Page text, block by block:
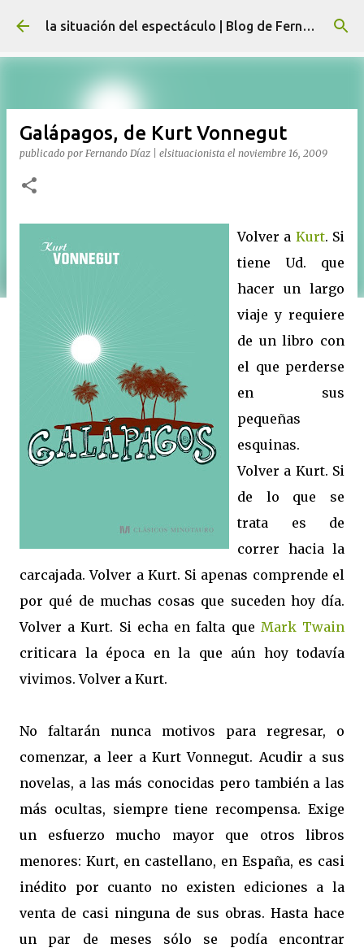
Ir al contenido principal la situación del espectáculo | Blog de Fernando Díaz
Galápagos, de Kurt Vonnegut
publicado por Fernando Díaz | elsituacionista el noviembre 16, 2009
Volver a Kurt. Si
tiene Ud. que
hacer un largo
viaje y requiere
de un libro con
el que perderse
en sus
pequeñas
esquinas.
Volver a Kurt. Si
de lo que se
trata es de
correr hacia la
carcajada. Volver a Kurt. Si apenas comprende el
por qué de muchas cosas que suceden hoy día.
Volver a Kurt. Si echa en falta que Mark Twain
criticara la época en la que aún hoy todavía
vivimos. Volver a Kurt.
No faltarán nunca motivos para regresar, o
comenzar, a leer a Kurt Vonnegut. Acudir a sus
novelas, a las más conocidas pero también a las
más ocultas, siempre tiene recompensa. Exige
un esfuerzo mucho mayor que otros libros
menores: Kurt, en castellano, en España, es casi
inédito por cuanto no existen ediciones a la
venta de casi ninguna de sus obras. Hasta hace
un par de meses sólo se podía encontrar